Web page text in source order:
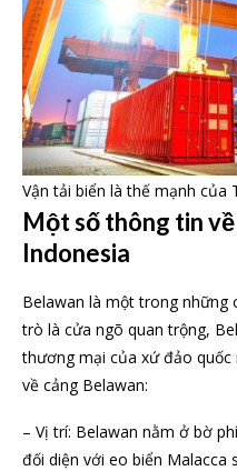
Vận tải biển là thế mạnh của
Một số thông tin
Indonesia
Belawan là một trong những
trò là cửa ngõ quan trộng,
thương mại của xứ đảo
về cảng Belawan:
– Vị trí: Belawan nằm ở bờ
đối diện với eo biển Malacca